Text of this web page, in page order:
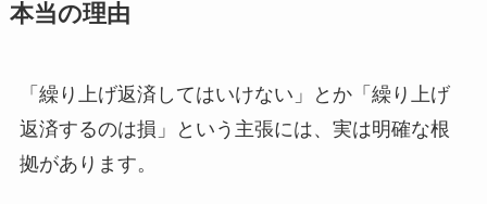
本当の理由
「繰り上げ返済してはいけない」とか「繰り上げ
返済するのは損」という主張には、実は明確な根
拠があります。